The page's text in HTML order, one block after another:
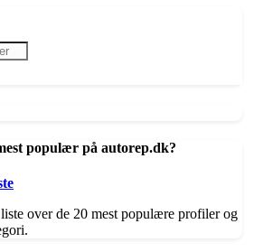
populær på autorep.dk?
over de 20 mest populære profiler og